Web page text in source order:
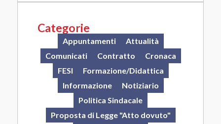
Categorie
Appuntamenti
Attualità
Comunicati
Contratto
Cronaca
FESI
Formazione/Didattica
Informazione
Notiziario
Politica Sindacale
Proposta di Legge "Atto dovuto"